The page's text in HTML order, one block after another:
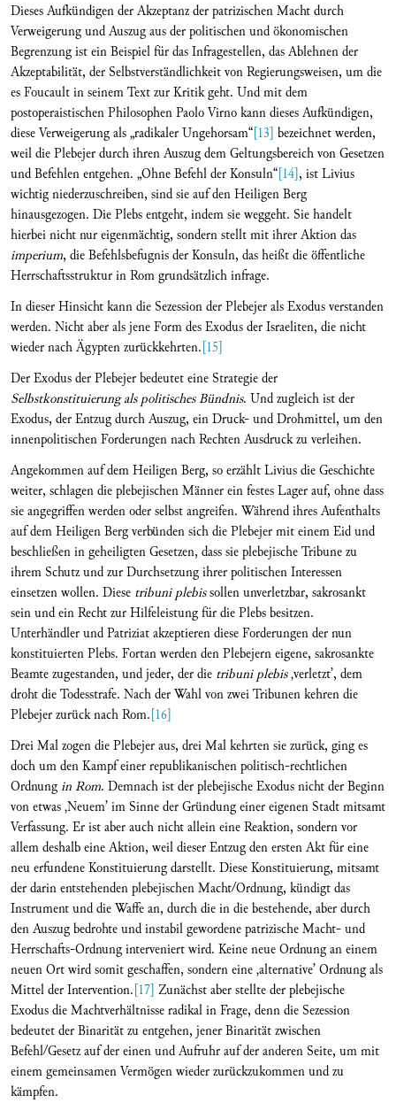
Dieses Aufkündigen der Akzeptanz der patrizischen Macht durch
Verweigerung und Auszug aus der politischen und ökonomischen
Begrenzung ist ein Beispiel für das Infragestellen, das Ablehnen der
Akzeptabilität, der Selbstverständlichkeit von Regierungsweisen, um die
es Foucault in seinem Text zur Kritik geht. Und mit dem
postoperaistischen Philosophen Paolo Virno kann dieses Aufkündigen,
diese Verweigerung als „radikaler Ungehorsam“[13] bezeichnet werden,
weil die Plebejer durch ihren Auszug dem Geltungsbereich von Gesetzen
und Befehlen entgehen. „Ohne Befehl der Konsuln“[14], ist Livius
wichtig niederzuschreiben, sind sie auf den Heiligen Berg
hinausgezogen. Die Plebs entgeht, indem sie weggeht. Sie handelt
hierbei nicht nur eigenmächtig, sondern stellt mit ihrer Aktion das
imperium, die Befehlsbefugnis der Konsuln, das heißt die öffentliche
Herrschaftsstruktur in Rom grundsätzlich infrage.
In dieser Hinsicht kann die Sezession der Plebejer als Exodus verstanden
werden. Nicht aber als jene Form des Exodus der Israeliten, die nicht
wieder nach Ägypten zurückkehrten.[15]
Der Exodus der Plebejer bedeutet eine Strategie der
Selbstkonstituierung als politisches Bündnis. Und zugleich ist der
Exodus, der Entzug durch Auszug, ein Druck- und Drohmittel, um den
innenpolitischen Forderungen nach Rechten Ausdruck zu verleihen.
Angekommen auf dem Heiligen Berg, so erzählt Livius die Geschichte
weiter, schlagen die plebejischen Männer ein festes Lager auf, ohne dass
sie angegriffen werden oder selbst angreifen. Während ihres Aufenthalts
auf dem Heiligen Berg verbünden sich die Plebejer mit einem Eid und
beschließen in geheiligten Gesetzen, dass sie plebejische Tribune zu
ihrem Schutz und zur Durchsetzung ihrer politischen Interessen
einsetzen wollen. Diese tribuni plebissollen unverletzbar, sakrosankt
sein und ein Recht zur Hilfeleistung für die Plebs besitzen.
Unterhändler und Patriziat akzeptieren diese Forderungen der nun
konstituierten Plebs. Fortan werden den Plebejern eigene, sakrosankte
Beamte zugestanden, und jeder, der die tribuni plebis‚verletzt’, dem
droht die Todesstrafe. Nach der Wahl von zwei Tribunen kehren die
Plebejer zurück nach Rom.[16]
Drei Mal zogen die Plebejer aus, drei Mal kehrten sie zurück, ging es
doch um den Kampf einer republikanischen politisch-rechtlichen
Ordnungin Rom. Demnach ist der plebejische Exodus nicht der Beginn
von etwas ‚Neuem’ im Sinne der Gründung einer eigenen Stadt mitsamt
Verfassung. Er ist aber auch nicht allein eine Reaktion, sondern vor
allem deshalb eine Aktion, weil dieser Entzug den ersten Akt für eine
neu erfundene Konstituierung darstellt. Diese Konstituierung, mitsamt
der darin entstehenden plebejischen Macht/Ordnung, kündigt das
Instrument und die Waffe an, durch die in die bestehende, aber durch
den Auszug bedrohte und instabil gewordene patrizische Macht- und
Herrschafts-Ordnung interveniert wird. Keine neue Ordnung an einem
neuen Ort wird somit geschaffen, sondern eine ‚alternative’ Ordnung als
Mittel der Intervention.[17] Zunächst aber stellte der plebejische
Exodus die Machtverhältnisse radikal in Frage, denn die Sezession
bedeutet der Binarität zu entgehen, jener Binarität zwischen
Befehl/Gesetz auf der einen und Aufruhr auf der anderen Seite, um mit
einem gemeinsamen Vermögen wieder zurückzukommen und zu
kämpfen.